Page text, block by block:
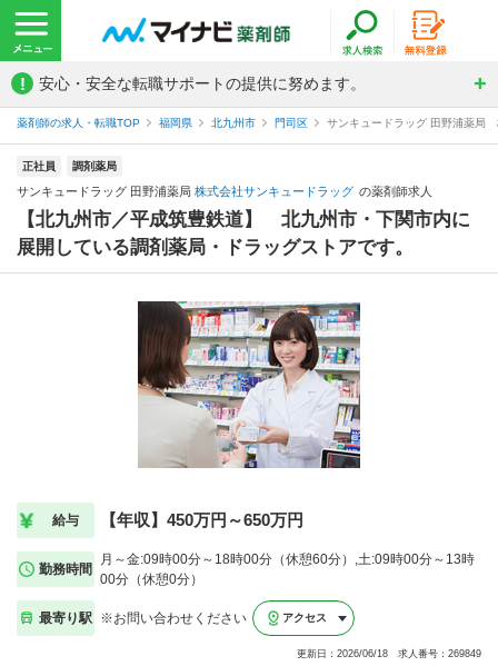
! 安心・安全な転職サポートの提供に努めます。
薬剤師の求人・転職TOP 福岡県 北九州市 門司区 サンキュードラッグ 田野浦薬局
正社員 調剤薬局
サンキュードラッグ 田野浦薬局 株式会社サンキュードラッグ の薬剤師求人
【北九州市／平成筑豊鉄道】 北九州市・下関市内に
展開している調剤薬局・ドラッグストアです。
給与 【年収】450万円～650万円
勤務時間
月～金:09時00分～18時00分（休憩60分）,土:09時00分～13時
00分（休憩0分）
最寄り駅 ※お問い合わせください アクセス
更新日：2026/06/18 求人番号：269849